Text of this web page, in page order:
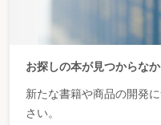
お探しの本が見つからな
新たな書籍や商品の開発
さい。